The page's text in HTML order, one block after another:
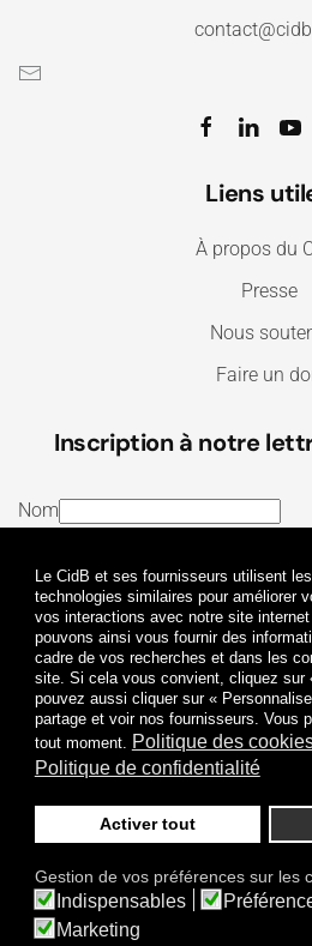
Le CidB et ses fournisseurs utilisent
technologies similaires pour améliorer
vos interactions avec notre site
pouvons ainsi vous fournir des
cadre de vos recherches et dans les
site. Si cela vous convient, cliquez sur
pouvez aussi cliquer sur «
partage et voir nos fournisseurs. Vous
tout moment. Politique des
Politique de confidentialité
Activer tout
Gestion de vos préférences sur les
Indispensables
Marketing
Liens
À propos du
Presse
Nous
Faire un
Inscription à notre
Nom
J’ai lu et j’accepte lesTermes
Politique de confidentialité
Je m'abonne
© 2009-2026 CidB. Tous